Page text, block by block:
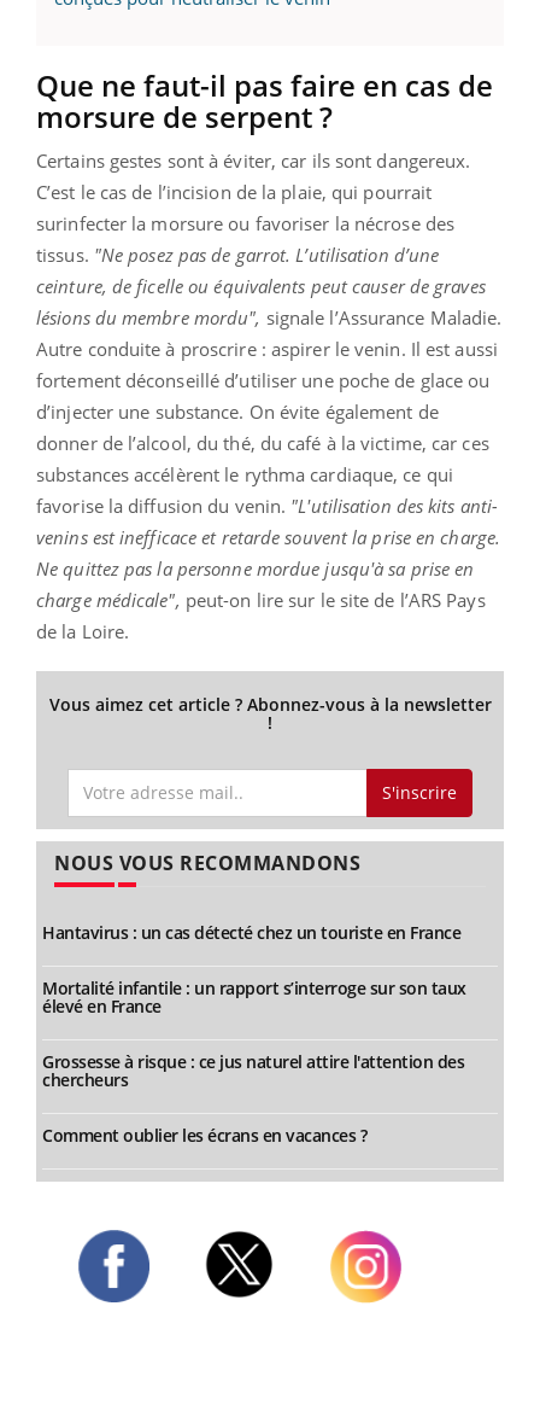
Que ne faut-il pas faire en cas de
morsure de serpent ?
Certains gestes sont à éviter, car ils sont dangereux.
C’est le cas de l’incision de la plaie, qui pourrait
surinfecter la morsure ou favoriser la nécrose des
tissus. "Ne posez pas de garrot. L’utilisation d’une
ceinture, de ficelle ou équivalents peut causer de graves
lésions du membre mordu", signale l’Assurance Maladie.
Autre conduite à proscrire : aspirer le venin. Il est aussi
fortement déconseillé d’utiliser une poche de glace ou
d’injecter une substance. On évite également de
donner de l’alcool, du thé, du café à la victime, car ces
substances accélèrent le rythma cardiaque, ce qui
favorise la diffusion du venin. "L'utilisation des kits anti-
venins est inefficace et retarde souvent la prise en charge.
Ne quittez pas la personne mordue jusqu'à sa prise en
charge médicale", peut-on lire sur le site de l’ARS Pays
de la Loire.
Vous aimez cet article ? Abonnez-vous à la newsletter
!
S'inscrire
NOUS VOUS RECOMMANDONS
Hantavirus : un cas détecté chez un touriste en France
Mortalité infantile : un rapport s’interroge sur son taux
élevé en France
Grossesse à risque : ce jus naturel attire l'attention des
chercheurs
Comment oublier les écrans en vacances ?